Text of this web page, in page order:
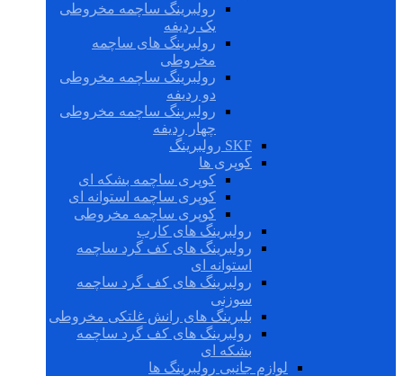
رولبرینگ ساچمه مخروطی
یک ردیفه
رولبرینگ های ساچمه
مخروطی
رولبرینگ ساچمه مخروطی
دو ردیفه
رولبرینگ ساچمه مخروطی
چهار ردیفه
SKF رولبرینگ
کوپری ها
کوپری ساچمه بشکه ای
کوپری ساچمه استوانه ای
کوپری ساچمه مخروطی
رولبرینگ های کارب
رولبرینگ های کف گرد ساچمه
استوانه ای
رولبرینگ های کف گرد ساچمه
سوزنی
بلبرینگ های رانش غلتکی مخروطی
رولبرینگ های کف گرد ساچمه
بشکه ای
لوازم جانبی رولبرینگ ها